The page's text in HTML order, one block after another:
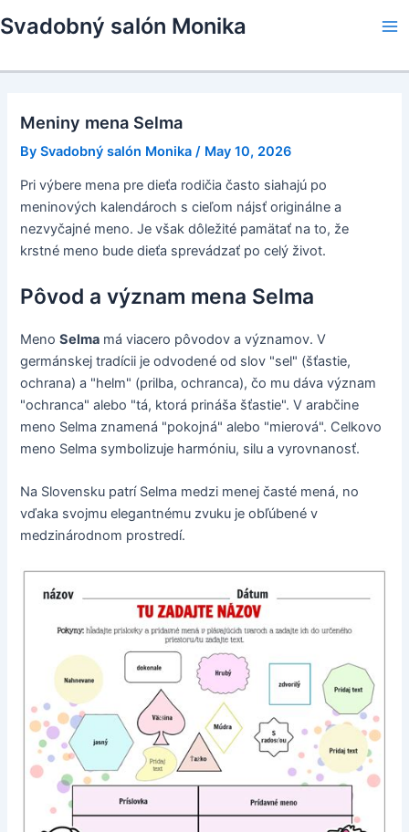
to
Svadobný salón Monika
Meniny mena Selma
BySvadobný salón Monika / May 10, 2026
Pri výbere mena pre dieťa rodičia často siahajú po
meninových kalendároch s cieľom nájsť originálne a
nezvyčajné meno. Je však dôležité pamätať na to, že
krstné meno bude dieťa sprevádzať po celý život.
Pôvod a význam mena Selma
MenoSelma má viacero pôvodov a významov. V
germánskej tradícii je odvodené od slov "sel" (šťastie,
ochrana) a "helm" (prilba, ochranca), čo mu dáva význam
"ochranca" alebo "tá, ktorá prináša šťastie". V arabčine
meno Selma znamená "pokojná" alebo "mierová". Celkovo
meno Selma symbolizuje harmóniu, silu a vyrovnanosť.
Na Slovensku patrí Selma medzi menej časté mená, no
vďaka svojmu elegantnému zvuku je obľúbené v
medzinárodnom prostredí.